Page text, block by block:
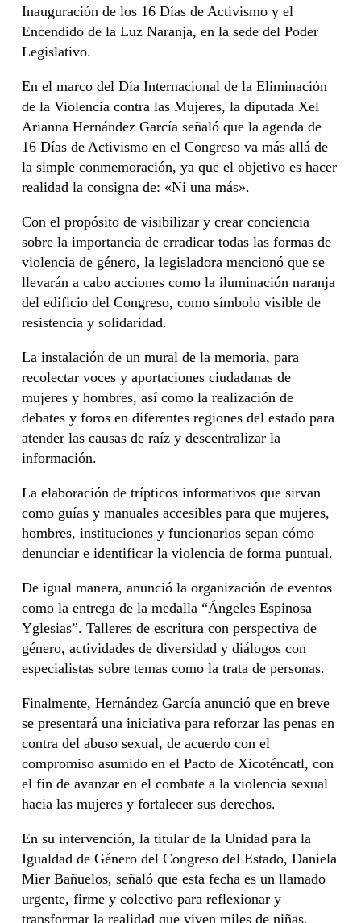
Inauguración de los 16 Días de Activismo y el
Encendido de la Luz Naranja, en la sede del Poder
Legislativo.
En el marco del Día Internacional de la Eliminación
de la Violencia contra las Mujeres, la diputada Xel
Arianna Hernández García señaló que la agenda de
16 Días de Activismo en el Congreso va más allá de
la simple conmemoración, ya que el objetivo es hacer
realidad la consigna de: «Ni una más».
Con el propósito de visibilizar y crear conciencia
sobre la importancia de erradicar todas las formas de
violencia de género, la legisladora mencionó que se
llevarán a cabo acciones como la iluminación naranja
del edificio del Congreso, como símbolo visible de
resistencia y solidaridad.
La instalación de un mural de la memoria, para
recolectar voces y aportaciones ciudadanas de
mujeres y hombres, así como la realización de
debates y foros en diferentes regiones del estado para
atender las causas de raíz y descentralizar la
información.
La elaboración de trípticos informativos que sirvan
como guías y manuales accesibles para que mujeres,
hombres, instituciones y funcionarios sepan cómo
denunciar e identificar la violencia de forma puntual.
De igual manera, anunció la organización de eventos
como la entrega de la medalla “Ángeles Espinosa
Yglesias”. Talleres de escritura con perspectiva de
género, actividades de diversidad y diálogos con
especialistas sobre temas como la trata de personas.
Finalmente, Hernández García anunció que en breve
se presentará una iniciativa para reforzar las penas en
contra del abuso sexual, de acuerdo con el
compromiso asumido en el Pacto de Xicoténcatl, con
el fin de avanzar en el combate a la violencia sexual
hacia las mujeres y fortalecer sus derechos.
En su intervención, la titular de la Unidad para la
Igualdad de Género del Congreso del Estado, Daniela
Mier Bañuelos, señaló que esta fecha es un llamado
urgente, firme y colectivo para reflexionar y
transformar la realidad que viven miles de niñas,